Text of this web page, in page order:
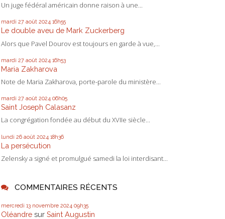
Un juge fédéral américain donne raison à une...
mardi 27 août 2024 16h55
Le double aveu de Mark Zuckerberg
Alors que Pavel Dourov est toujours en garde à vue,...
mardi 27 août 2024 16h53
Maria Zakharova
Note de Maria Zakharova, porte-parole du ministère...
mardi 27 août 2024 06h05
Saint Joseph Calasanz
La congrégation fondée au début du XVIIe siècle...
lundi 26 août 2024 18h36
La persécution
Zelensky a signé et promulgué samedi la loi interdisant...
COMMENTAIRES RÉCENTS
mercredi 13 novembre 2024 09h35
Oléandre sur Saint Augustin